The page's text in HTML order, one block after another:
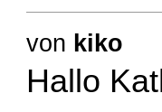
von kiko
Hallo